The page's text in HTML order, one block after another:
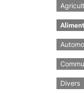
Divers